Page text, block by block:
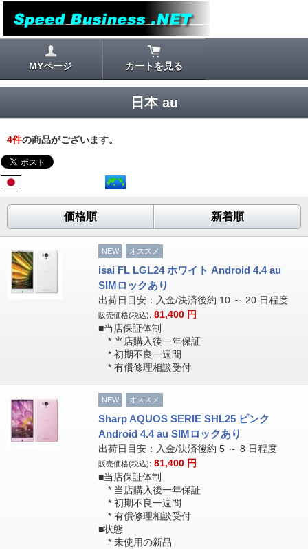
MYページ カートを見る
日本 au
4件の商品がございます。
価格順 新着順
NEW オススメ
isai FL LGL24 ホワイト Android 4.4 au
SIMロックあり
出荷日目安：入金/決済後約 10 ～ 20 日程度
販売価格(税込): 81,400 円
■当店保証体制
* 当店購入後一年保証
* 初期不良一週間
* 有償修理相談受付
NEW オススメ
Sharp AQUOS SERIE SHL25 ピンク
Android 4.4 au SIMロックあり
出荷日目安：入金/決済後約 5 ～ 8 日程度
販売価格(税込): 81,400 円
■当店保証体制
* 当店購入後一年保証
* 初期不良一週間
* 有償修理相談受付
■状態
* 未使用の新品